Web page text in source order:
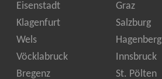
Eisenstadt
Graz
Klagenfurt
Salzburg
Wels
Hagenberg
Vöcklabruck
Innsbruck
Bregenz
St. Pölten